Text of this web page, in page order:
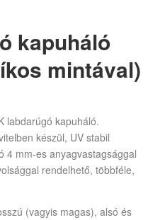
kapuháló
mintával)
labdarúgó kapuháló.
készül, UV stabil
4 mm-es anyagvastagsággal
rendelhető, többféle,
(vagyis magas), alsó és